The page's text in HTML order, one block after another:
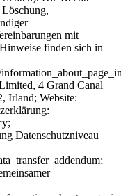
mit
finden sich in
4 Grand Canal
Irland; Website:
Datenschutzniveau